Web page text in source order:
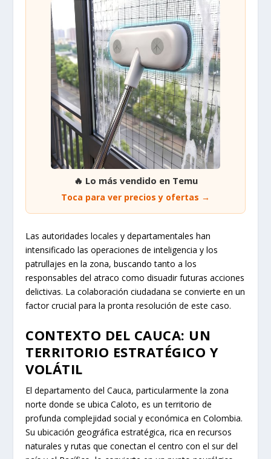
🔥 Lo más vendido en Temu
Toca para ver precios y ofertas →
Las autoridades locales y departamentales han
intensificado las operaciones de inteligencia y los
patrullajes en la zona, buscando tanto a los
responsables del atraco como disuadir futuras acciones
delictivas. La colaboración ciudadana se convierte en un
factor crucial para la pronta resolución de este caso.
CONTEXTO DEL CAUCA: UN
TERRITORIO ESTRATÉGICO Y
VOLÁTIL
El departamento del Cauca, particularmente la zona
norte donde se ubica Caloto, es un territorio de
profunda complejidad social y económica en Colombia.
Su ubicación geográfica estratégica, rica en recursos
naturales y rutas que conectan el centro con el sur del